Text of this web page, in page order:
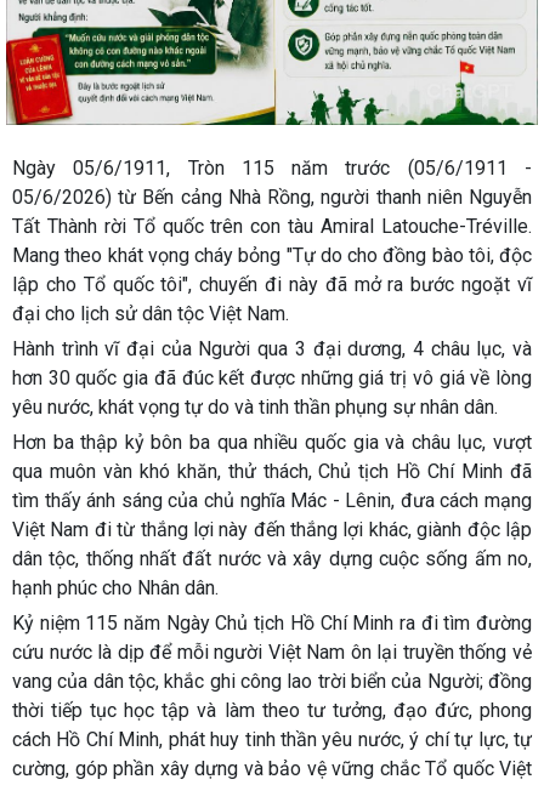
Ngày 05/6/1911, Tròn 115 năm trước (05/6/1911 -
05/6/2026) từ Bến cảng Nhà Rồng, người thanh niên Nguyễn
Tất Thành rời Tổ quốc trên con tàu Amiral Latouche-Tréville.
Mang theo khát vọng cháy bỏng "Tự do cho đồng bào tôi, độc
lập cho Tổ quốc tôi", chuyến đi này đã mở ra bước ngoặt vĩ
đại cho lịch sử dân tộc Việt Nam.
Hành trình vĩ đại của Người qua 3 đại dương, 4 châu lục, và
hơn 30 quốc gia đã đúc kết được những giá trị vô giá về lòng
yêu nước, khát vọng tự do và tinh thần phụng sự nhân dân.
Hơn ba thập kỷ bôn ba qua nhiều quốc gia và châu lục, vượt
qua muôn vàn khó khăn, thử thách, Chủ tịch Hồ Chí Minh đã
tìm thấy ánh sáng của chủ nghĩa Mác - Lênin, đưa cách mạng
Việt Nam đi từ thắng lợi này đến thắng lợi khác, giành độc lập
dân tộc, thống nhất đất nước và xây dựng cuộc sống ấm no,
hạnh phúc cho Nhân dân.
Kỷ niệm 115 năm Ngày Chủ tịch Hồ Chí Minh ra đi tìm đường
cứu nước là dịp để mỗi người Việt Nam ôn lại truyền thống vẻ
vang của dân tộc, khắc ghi công lao trời biển của Người; đồng
thời tiếp tục học tập và làm theo tư tưởng, đạo đức, phong
cách Hồ Chí Minh, phát huy tinh thần yêu nước, ý chí tự lực, tự
cường, góp phần xây dựng và bảo vệ vững chắc Tổ quốc Việt